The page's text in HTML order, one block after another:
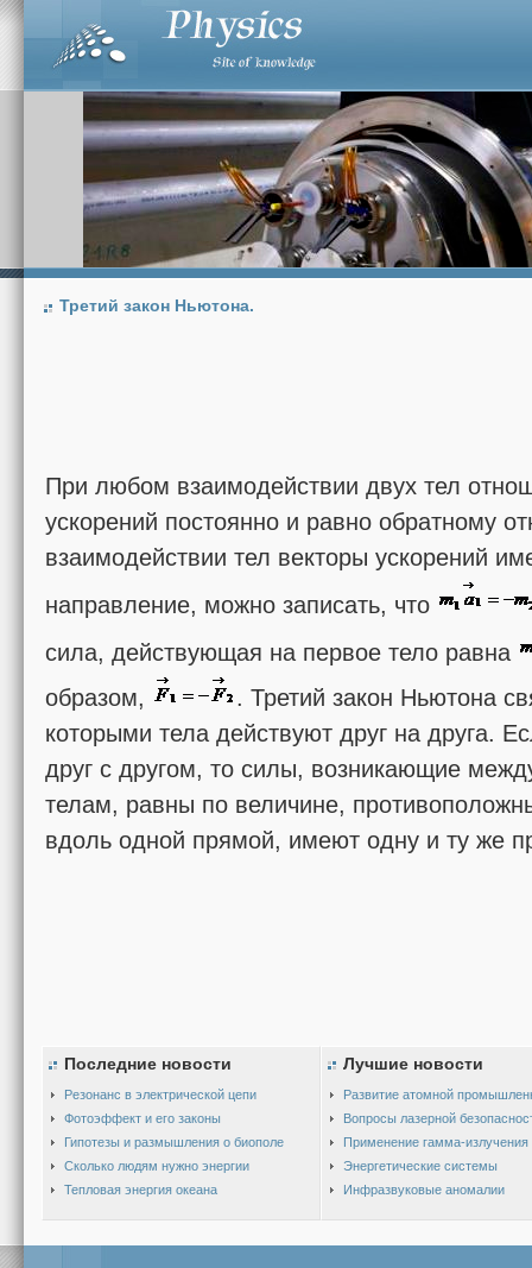
Третий закон Ньютона.
При любом взаимодействии двух тел
ускорений постоянно и равно обратному
взаимодействии тел векторы ускорений
направление, можно записать, что
сила, действующая на первое тело равна
образом,
. Третий закон Ньютона
которыми тела действуют друг на друга.
друг с другом, то силы, возникающие
телам, равны по величине,
вдоль одной прямой, имеют одну и ту же
Последние новости
Резонанс в электрической цепи
Фотоэффект и его законы
Гипотезы и размышления о биополе
Сколько людям нужно энергии
Тепловая энергия океана
Лучшие новости
Развитие атомной
Вопросы лазерной
Применение гамма-излучения
Энергетические системы
Инфразвуковые аномалии